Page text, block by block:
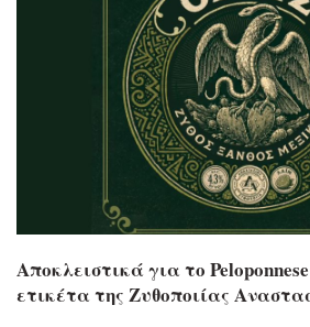
Αποκλειστικά για το
ετικέτα της Ζυθοποιίας